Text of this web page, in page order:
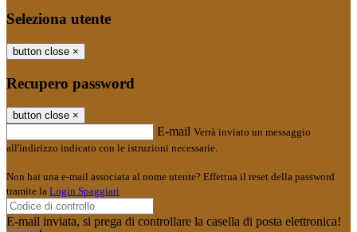
Seleziona utente
button close ×
Recupero password
button close ×
E-mail Verrà inviato un messaggio
all'indirizzo indicato con le istruzioni necessarie.
Non hai una e-mail associata al nome utente? Effettua il reset della password
tramite la Login Spaggiari
E-mail inviata, si prega di controllare la casella di posta elettronica!